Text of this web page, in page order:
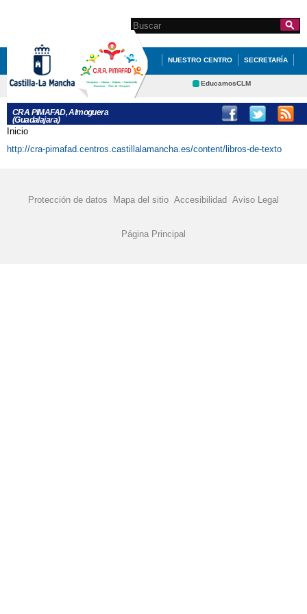
contenido
principal
Formulario de
búsqueda
Search this site
NUESTRO CENTRO SECRETARÍA
EDUCACIÓN QUÉ HACEMOS
EducamosCLM
Educación Cultura
Contacto
CRA PIMAFAD, Almoguera
(Guadalajara)
Se encuentra usted aquí
Inicio
http://cra-pimafad.centros.castillalamancha.es/content/libros-de-texto
Protección de datos Mapa del sitio Accesibilidad Aviso Legal
Página Principal